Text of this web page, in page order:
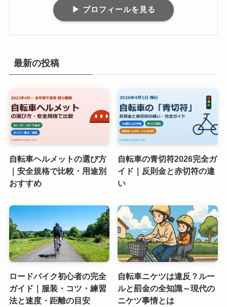
▶ プロフィールを見る
最新の投稿
自転車ヘルメットの選び方
｜安全規格で比較・用途別
おすすめ
自転車の青切符2026完全ガ
イド｜反則金と赤切符の違
い
ロードバイク初心者の完全
ガイド｜服装・コツ・練習
法と速度・距離の目安
自転車ニケツは違反？ルー
ルと罰金の全知識～現代の
ニケツ事情とは